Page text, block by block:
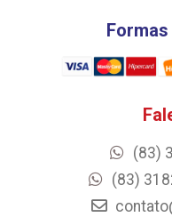
(83)
(83)